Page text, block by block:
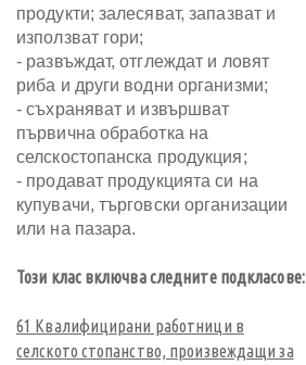
продукти; залесяват, запазват и
използват гори;
- развъждат, отглеждат и ловят
риба и други водни организми;
- съхраняват и извършват
първична обработка на
селскостопанска продукция;
- продават продукцията си на
купувачи, търговски организации
или на пазара.
Този клас включва следните подкласове:
61 Квалифицирани работници в
селското стопанство, произвеждащи за